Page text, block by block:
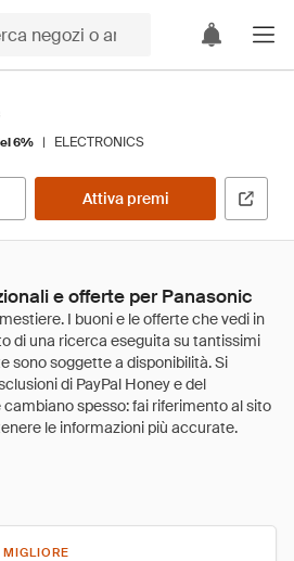
6% | ELECTRONICS
Attiva premi
e offerte per Panasonic